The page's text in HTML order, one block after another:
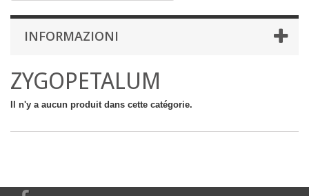
INFORMAZIONI
ZYGOPETALUM
Il n'y a aucun produit dans cette catégorie.